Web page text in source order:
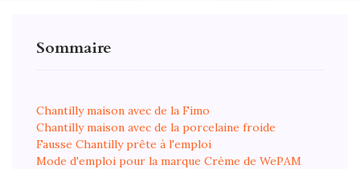
Sommaire
Chantilly maison avec de la Fimo
Chantilly maison avec de la porcelaine froide
Fausse Chantilly prête à l'emploi
Mode d'emploi pour la marque Crème de WePAM